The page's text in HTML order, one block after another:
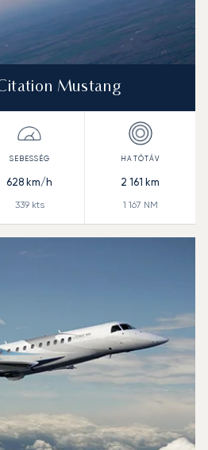
Mustang
628 km/h
339kts
2 161 km
1 167 NM